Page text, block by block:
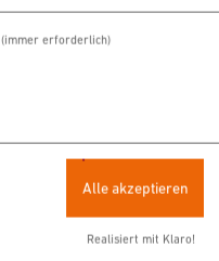
(immer erforderlich)
Alle akzeptieren
Realisiert mit Klaro!